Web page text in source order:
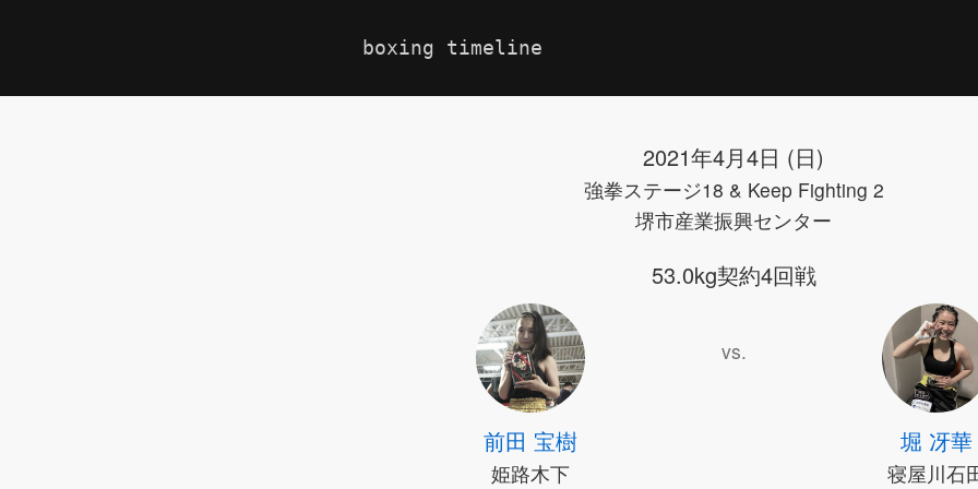
boxing timeline
2021年4月4日 (日)
強拳ステージ18 & Keep Fighting 2
堺市産業振興センター
53.0kg契約4回戦
前田 宝樹
姫路木下
vs.
堀 冴華
寝屋川石